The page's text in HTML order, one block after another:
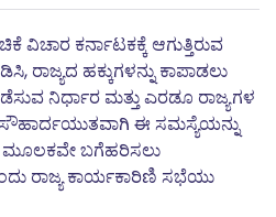
ವಿಚಾರ ಕರ್ನಾಟಕಕ್ಕೆ ಆಗುತ್ತಿರುವ
ರಾಜ್ಯದ ಹಕ್ಕುಗಳನ್ನು ಕಾಪಾಡಲು
ನಿರ್ಧಾರ ಮತ್ತು ಎರಡೂ ರಾಜ್ಯಗಳ
ಸೌಹಾರ್ದಯುತವಾಗಿ ಈ ಸಮಸ್ಯೆಯನ್ನು
ಮೂಲಕವೇ ಬಗೆಹರಿಸಲು
ರಾಜ್ಯ ಕಾರ್ಯಕಾರಿಣಿ ಸಭೆಯು